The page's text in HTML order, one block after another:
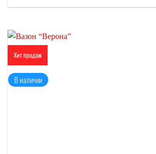
Хит продаж
В наличии